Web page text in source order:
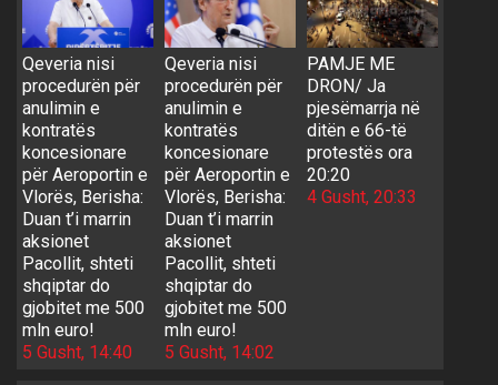
Qeveria nisi
procedurën për
anulimin e
kontratës
koncesionare
për Aeroportin e
Vlorës, Berisha:
Duan t’i marrin
aksionet
Pacollit, shteti
shqiptar do
gjobitet me 500
mln euro!
5 Gusht, 14:40
Qeveria nisi
procedurën për
anulimin e
kontratës
koncesionare
për Aeroportin e
Vlorës, Berisha:
Duan t’i marrin
aksionet
Pacollit, shteti
shqiptar do
gjobitet me 500
mln euro!
5 Gusht, 14:02
PAMJE ME
DRON/ Ja
pjesëmarrja në
ditën e 66-të
protestës ora
20:20
4 Gusht, 20:33